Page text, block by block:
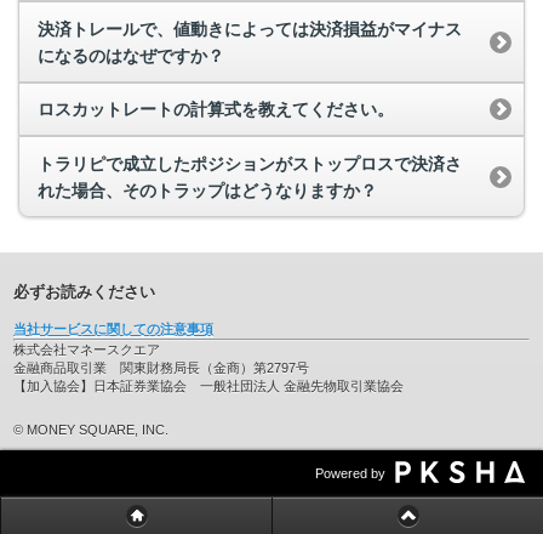
決済トレールで、値動きによっては決済損益がマイナス
になるのはなぜですか？
ロスカットレートの計算式を教えてください。
トラリピで成立したポジションがストップロスで決済さ
れた場合、そのトラップはどうなりますか？
必ずお読みください
当社サービスに関しての注意事項
株式会社マネースクエア
金融商品取引業 関東財務局長（金商）第2797号
【加入協会】日本証券業協会 一般社団法人 金融先物取引業協会
© MONEY SQUARE, INC.
Powered by